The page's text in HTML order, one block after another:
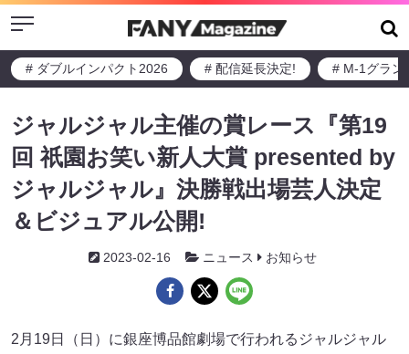
Menu
# ダブルインパクト2026 # 配信延長決定! # M-1グラン
ジャルジャル主催の賞レース『第19
回 祇園お笑い新人大賞 presented by
ジャルジャル』決勝戦出場芸人決定
＆ビジュアル公開!
2023-02-16 ニュース お知らせ
2月19日（日）に銀座博品館劇場で行われるジャルジャル